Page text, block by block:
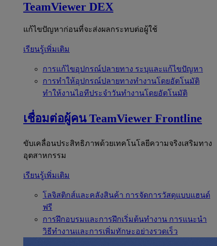
TeamViewer DEX
แก้ไขปัญหาก่อนที่จะส่งผลกระทบต่อผู้ใช้
เรียนรู้เพิ่มเติม
การแก้ไขอุปกรณ์ปลายทาง ระบุและแก้ไขปัญหา
การทำให้อุปกรณ์ปลายทางทำงานโดยอัตโนมัติ
ทำให้งานไอทีประจำวันทำงานโดยอัตโนมัติ
เชื่อมต่อผู้คน TeamViewer Frontline
ขับเคลื่อนประสิทธิภาพด้วยเทคโนโลยีความจริงเสริมทาง
อุตสาหกรรม
เรียนรู้เพิ่มเติม
โลจิสติกส์และคลังสินค้า การจัดการวัสดุแบบแฮนด์
ฟรี
การฝึกอบรมและการฝึกเริ่มต้นทำงาน การแนะนำ
วิธีทำงานและการเพิ่มทักษะอย่างรวดเร็ว